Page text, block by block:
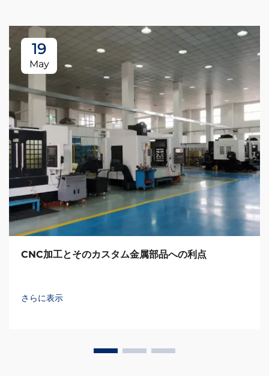
19
May
CNC加工とそのカスタム金属部品への利点
さらに表示